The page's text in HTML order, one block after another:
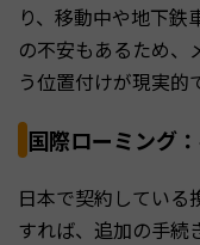
り、移動中や地下鉄
の不安もあるため、
う位置付けが現実的
国際ローミング
日本で契約している
すれば、追加の手続